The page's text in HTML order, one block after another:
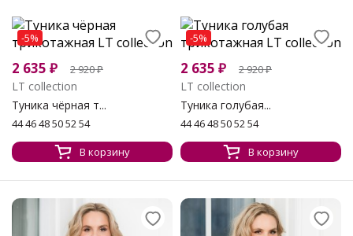
-5%
2 635 ₽ 2 920₽
LT collection
Туника чёрная т...
44 46 48 50 52 54
В корзину
-5%
2 635 ₽ 2 920₽
LT collection
Туника голубая...
44 46 48 50 52 54
В корзину